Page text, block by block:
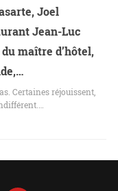
Joel
Jean-Luc
maître d’hôtel,
Certaines réjouissent,